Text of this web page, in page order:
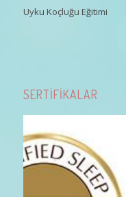
Uyku Koçluğu Eğitimi
SERTİFİKALAR